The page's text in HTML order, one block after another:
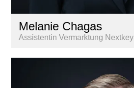
Melanie Chagas
Assistentin Vermarktung Nextkey